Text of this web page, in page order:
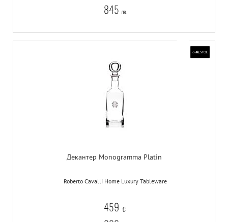
845 лв.
Декантер Monogramma Platin
Roberto Cavalli Home Luxury Tableware
459 €